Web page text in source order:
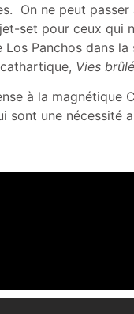
On ne peut
set pour ceux qui
Los Panchos dans
Vies
à la magnétique
une nécessité